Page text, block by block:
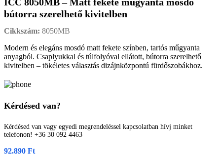
bútorra szerelhető kivitelben
Cikkszám: 8050MB
Modern és elegáns mosdó matt fekete színben, tartós műgyanta
anyagból. Csaplyukkal és túlfolyóval ellátott, bútorra szerelhető
kivitelben – tökéletes választás dizájnközpontú fürdőszobákhoz.
Kérdésed van?
Kérdésed van vagy egyedi megrendeléssel kapcsolatban hívj minket
telefonon! +36 30 092 4463
92.890 Ft